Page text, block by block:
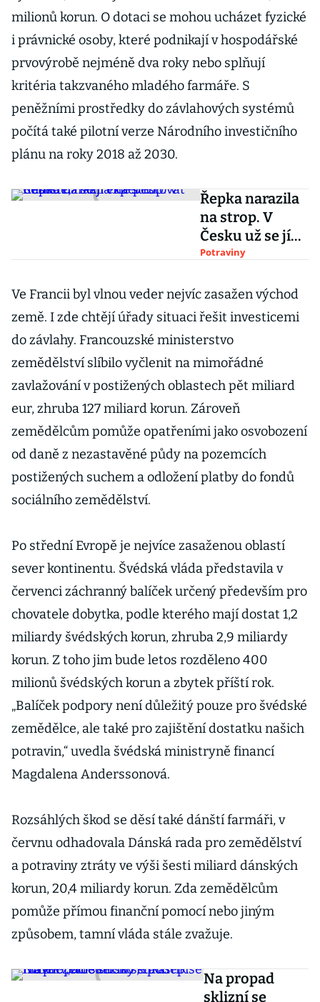
milionů korun. O dotaci se mohou ucházet fyzické
i právnické osoby, které podnikají v hospodářské
prvovýrobě nejméně dva roky nebo splňují
kritéria takzvaného mladého farmáře. S
peněžními prostředky do závlahových systémů
počítá také pilotní verze Národního investičního
plánu na roky 2018 až 2030.
Řepka narazila
na strop. V
Česku už se jí
více pěstovat
experti i ministr
Potraviny
Ve Francii byl vlnou veder nejvíc zasažen východ
země. I zde chtějí úřady situaci řešit investicemi
do závlahy. Francouzské ministerstvo
zemědělství slíbilo vyčlenit na mimořádné
zavlažování v postižených oblastech pět miliard
eur, zhruba 127 miliard korun. Zároveň
zemědělcům pomůže opatřeními jako osvobození
od daně z nezastavěné půdy na pozemcích
postižených suchem a odložení platby do fondů
sociálního zemědělství.
Po střední Evropě je nejvíce zasaženou oblastí
sever kontinentu. Švédská vláda představila v
červenci záchranný balíček určený především pro
chovatele dobytka, podle kterého mají dostat 1,2
miliardy švédských korun, zhruba 2,9 miliardy
korun. Z toho jim bude letos rozděleno 400
milionů švédských korun a zbytek příští rok.
„Balíček podpory není důležitý pouze pro švédské
zemědělce, ale také pro zajištění dostatku našich
potravin,“ uvedla švédská ministryně financí
Magdalena Anderssonová.
Rozsáhlých škod se děsí také dánští farmáři, v
červnu odhadovala Dánská rada pro zemědělství
a potraviny ztráty ve výši šesti miliard dánských
korun, 20,4 miliardy korun. Zda zemědělcům
pomůže přímou finanční pomocí nebo jiným
způsobem, tamní vláda stále zvažuje.
Na propad
sklizní se